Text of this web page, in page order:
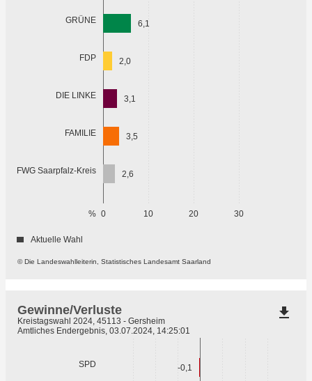
GRÜNE
FDP
DIE LINKE
FAMILIE
FWG Saarpfalz-Kreis
0 10 20 30
%
6,1
2,0
3,1
3,5
2,6
© Die Landeswahlleiterin, Statistisches Landesamt Saarland
Aktuelle Wahl
SPD -0,1
Gewinne/Verluste
Kreistagswahl 2024, 45113 - Gersheim
Amtliches Endergebnis, 03.07.2024, 14:25:01
file_download